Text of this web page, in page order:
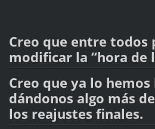
Creo que entre todos
modificar la “hora de
Creo que ya lo hemos
dándonos algo más
los reajustes finales.